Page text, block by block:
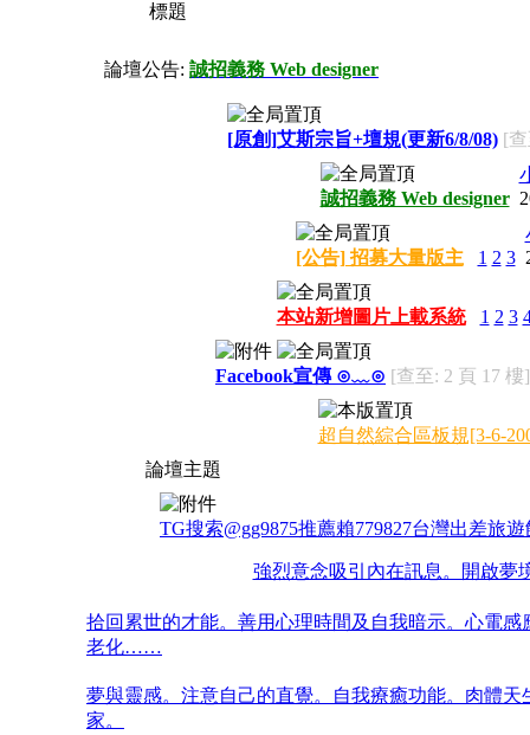
標題
論壇公告: 誠招義務 Web designer
[原創]艾斯宗旨+壇規(更新6/8/08) [
誠招義務 Web designer
[公告] 招募大量版主 1 2 3
本站新增圖片上載系統 1 2 3
Facebook宣傳 ⊙﹏⊙ [查至: 2 頁 17 樓]
超自然綜合區板規[3-6-
論壇主題
TG搜索@gg9875推薦賴779827台灣出差旅
強烈意念吸引內在訊息。開啟夢
拾回累世的才能。善用心理時間及自我暗示。心電
老化……
夢與靈感。注意自己的直覺。自我療癒功能。肉體
家。